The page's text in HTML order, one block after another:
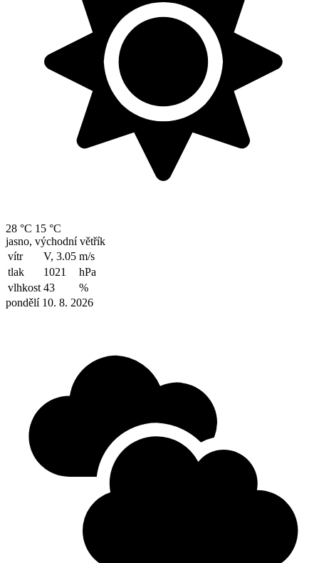
28 °C 15 °C
jasno, východní větřík
vítr
V, 3.05 m/s
tlak
1021
hPa
vlhkost 43
%
pondělí 10. 8. 2026